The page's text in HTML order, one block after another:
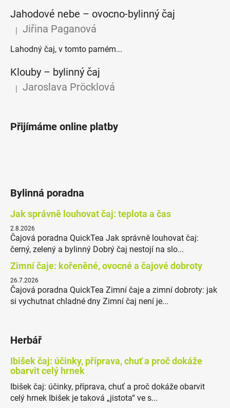
Jahodové nebe – ovocno-bylinný čaj
Hodnocení produktu je 5 z 5 hvězdiček.
| Jiřina Paganová
Lahodný čaj, v tomto parném...
Klouby –⁠⁠⁠⁠⁠ bylinný čaj
Hodnocení produktu je 5 z 5 hvězdiček.
| Jaroslava Pröcklová
Přijímáme online platby
Bylinná poradna
Jak správně louhovat čaj: teplota a čas
2.8.2026
Čajová poradna QuickTea Jak správně louhovat čaj:
černý, zelený a bylinný Dobrý čaj nestojí na slo...
Zimní čaje: kořeněné, ovocné a čajové dobroty
26.7.2026
Čajová poradna QuickTea Zimní čaje a zimní dobroty: jak
si vychutnat chladné dny Zimní čaj není je...
Herbář
Ibišek čaj: účinky, příprava, chuť a proč dokáže
obarvit celý hrnek
Ibišek čaj: účinky, příprava, chuť a proč dokáže obarvit
celý hrnek Ibišek je taková „jistota“ ve s...